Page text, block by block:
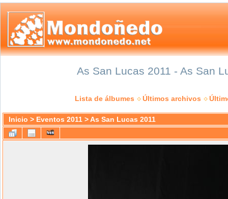
As San Lucas 2011 - As San
Lista de álbumes Últimos archivos
Inicio > Eventos 2011 >As San Lucas 2011